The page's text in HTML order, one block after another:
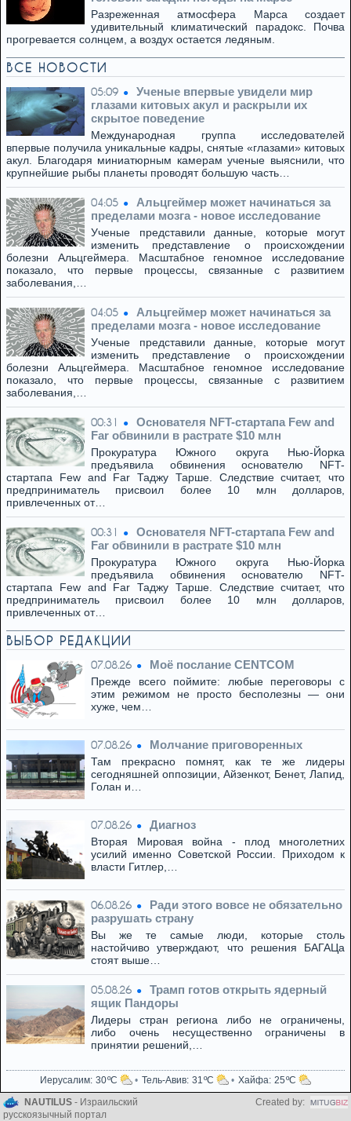
Разреженная атмосфера Марса создает
удивительный климатический парадокс. Почва
прогревается солнцем, а воздух остается ледяным.
ВСЕ НОВОСТИ
05:09
Ученые впервые увидели мир
глазами китовых акул и раскрыли их
скрытое поведение
Международная группа исследователей
впервые получила уникальные кадры, снятые «глазами» китовых
акул. Благодаря миниатюрным камерам ученые выяснили, что
крупнейшие рыбы планеты проводят большую часть…
04:05
Альцгеймер может начинаться за
пределами мозга - новое исследование
Ученые представили данные, которые могут
изменить представление о происхождении
болезни Альцгеймера. Масштабное геномное исследование
показало, что первые процессы, связанные с развитием
заболевания,…
04:05
Альцгеймер может начинаться за
пределами мозга - новое исследование
Ученые представили данные, которые могут
изменить представление о происхождении
болезни Альцгеймера. Масштабное геномное исследование
показало, что первые процессы, связанные с развитием
заболевания,…
00:31
Основателя NFT-стартапа Few and
Far обвинили в растрате $10 млн
Прокуратура Южного округа Нью-Йорка
предъявила обвинения основателю NFT-
стартапа Few and Far Таджу Тарше. Следствие считает, что
предприниматель присвоил более 10 млн долларов,
привлеченных от…
00:31
Основателя NFT-стартапа Few and
Far обвинили в растрате $10 млн
Прокуратура Южного округа Нью-Йорка
предъявила обвинения основателю NFT-
стартапа Few and Far Таджу Тарше. Следствие считает, что
предприниматель присвоил более 10 млн долларов,
привлеченных от…
ВЫБОР РЕДАКЦИИ
07.08.26 Моё послание CENTCOM
Прежде всего поймите: любые переговоры с
этим режимом не просто бесполезны — они
хуже, чем…
07.08.26 Молчание приговоренных
Там прекрасно помнят, как те же лидеры
сегодняшней оппозиции, Айзенкот, Бенет, Лапид,
Голан и…
07.08.26 Диагноз
Вторая Мировая война - плод многолетних
усилий именно Советской России. Приходом к
власти Гитлер,…
06.08.26
Ради этого вовсе не обязательно
разрушать страну
Вы же те самые люди, которые столь
настойчиво утверждают, что решения БАГАЦа
стоят выше…
05.08.26
Трамп готов открыть ядерный
ящик Пандоры
Лидеры стран региона либо не ограничены,
либо очень несущественно ограничены в
принятии решений,…
Иерусалим 30 Тель-Авив 31 Хайфа 25
NAUTILUS - Израильский
русскоязычный портал
Created by: